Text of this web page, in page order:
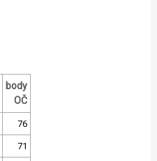
body
OČ
76
71